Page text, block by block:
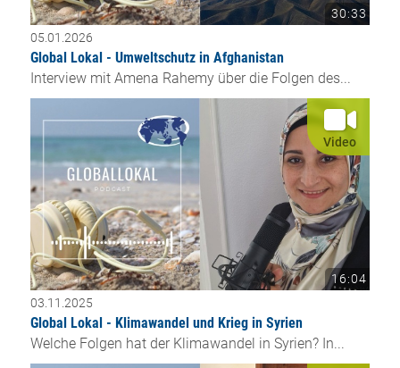
30:33
05.01.2026
Global Lokal - Umweltschutz in Afghanistan
Interview mit Amena Rahemy über die Folgen des...
Video
16:04
03.11.2025
Global Lokal - Klimawandel und Krieg in Syrien
Welche Folgen hat der Klimawandel in Syrien? In...